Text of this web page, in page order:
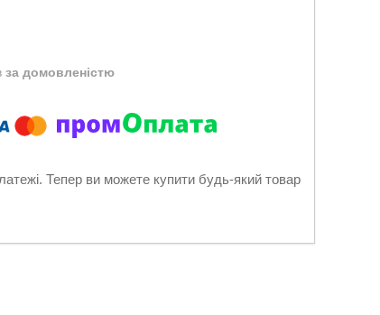
за домовленістю
Тепер ви можете купити будь-який товар